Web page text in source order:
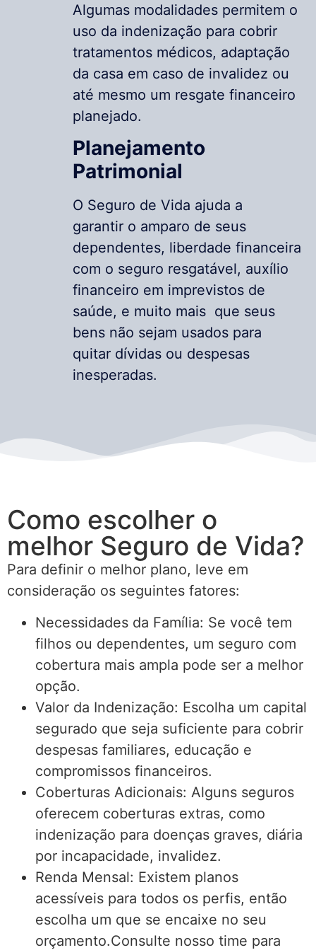
Algumas modalidades permitem o
uso da indenização para cobrir
tratamentos médicos, adaptação
da casa em caso de invalidez ou
até mesmo um resgate financeiro
planejado.
Planejamento
Patrimonial
O Seguro de Vida ajuda a
garantir o amparo de seus
dependentes, liberdade financeira
com o seguro resgatável, auxílio
financeiro em imprevistos de
saúde, e muito mais que seus
bens não sejam usados para
quitar dívidas ou despesas
inesperadas.
Como escolher o
melhor Seguro de Vida?
Para definir o melhor plano, leve em
consideração os seguintes fatores:
Necessidades da Família: Se você tem
filhos ou dependentes, um seguro com
cobertura mais ampla pode ser a melhor
opção.
Valor da Indenização: Escolha um capital
segurado que seja suficiente para cobrir
despesas familiares, educação e
compromissos financeiros.
Coberturas Adicionais: Alguns seguros
oferecem coberturas extras, como
indenização para doenças graves, diária
por incapacidade, invalidez.
Renda Mensal: Existem planos
acessíveis para todos os perfis, então
escolha um que se encaixe no seu
orçamento.Consulte nosso time para